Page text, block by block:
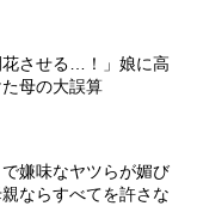
花させる…！」娘に高
母の大誤算
嫌味なヤツらが媚び
ならすべてを許さな